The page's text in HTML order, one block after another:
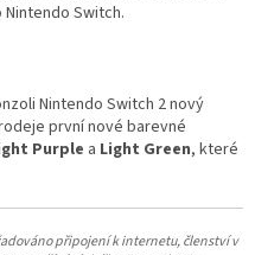
Switch.
Nintendo Switch 2 nový
první nové barevné
Purple a Light Green, které
připojení k internetu, členství v